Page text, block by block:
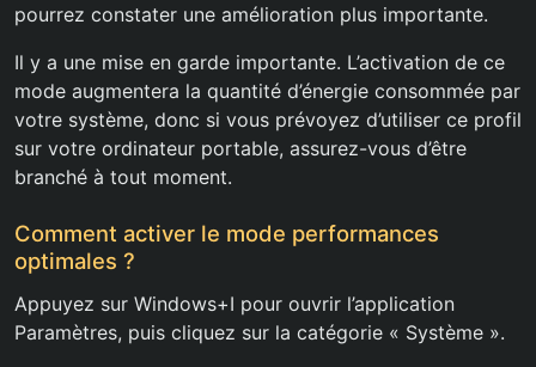
pourrez constater une amélioration plus importante.
Il y a une mise en garde importante. L’activation de ce
mode augmentera la quantité d’énergie consommée par
votre système, donc si vous prévoyez d’utiliser ce profil
sur votre ordinateur portable, assurez-vous d’être
branché à tout moment.
Comment activer le mode performances
optimales ?
Appuyez sur Windows+I pour ouvrir l’application
Paramètres, puis cliquez sur la catégorie « Système ».